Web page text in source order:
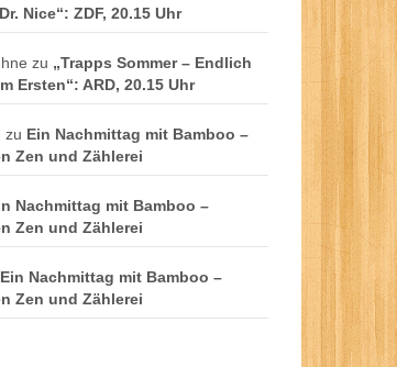
Nice“: ZDF, 20.15 Uhr
zu „Trapps Sommer – Endlich
Ersten“: ARD, 20.15 Uhr
zu Ein Nachmittag mit Bamboo –
Zen und Zählerei
Nachmittag mit Bamboo –
Zen und Zählerei
Ein Nachmittag mit Bamboo –
Zen und Zählerei